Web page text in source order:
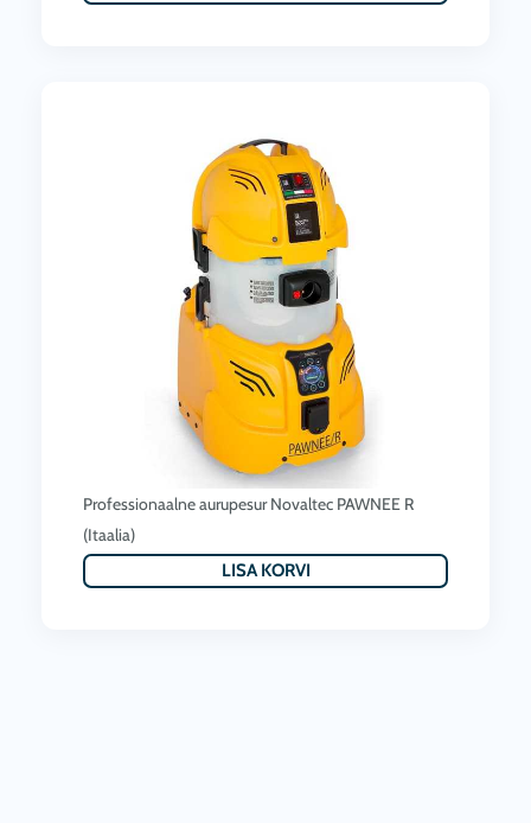
Professionaalne aurupesur Novaltec PAWNEE R
(Itaalia)
LISA KORVI